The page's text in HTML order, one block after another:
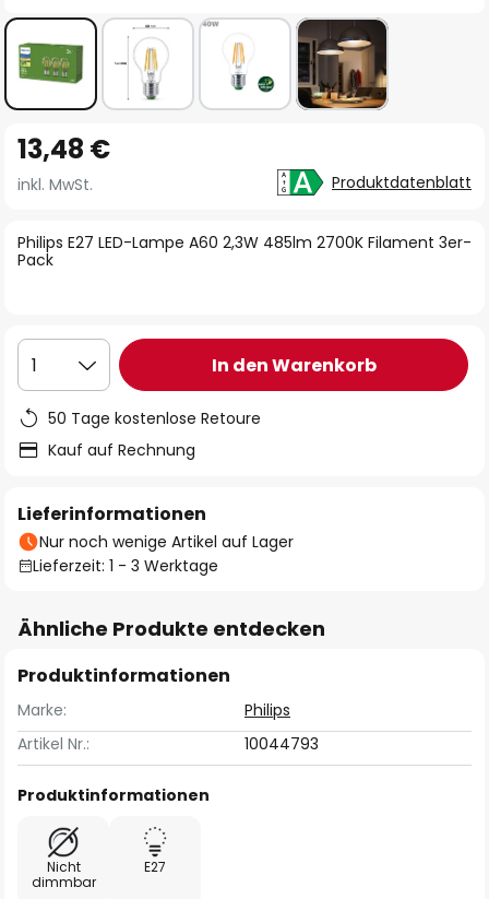
Anfang
der
springen
Philips E27 LED-Lampe A60 2,3W 485lm 2700K Filament 3er-
Pack
13,48 €
inkl. MwSt. Produktdatenblatt
1 In den Warenkorb
50 Tage kostenlose Retoure
Kauf auf Rechnung
Lieferinformationen
Nur noch wenige Artikel auf Lager
Lieferzeit: 1 - 3 Werktage
Ähnliche Produkte entdecken
Produktinformationen
Marke:
Philips
Artikel Nr.:
10044793
Produktinformationen
Nicht
dimmbar
E27